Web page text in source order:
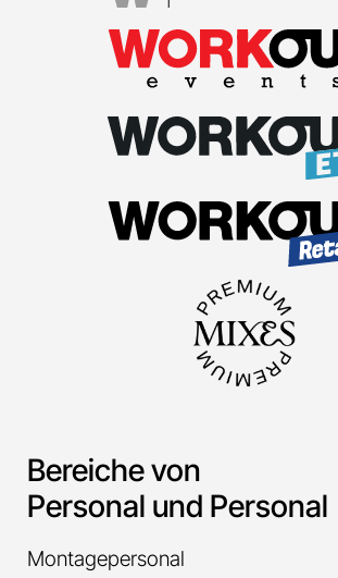
Bereiche von
Personal und Personal
Montagepersonal